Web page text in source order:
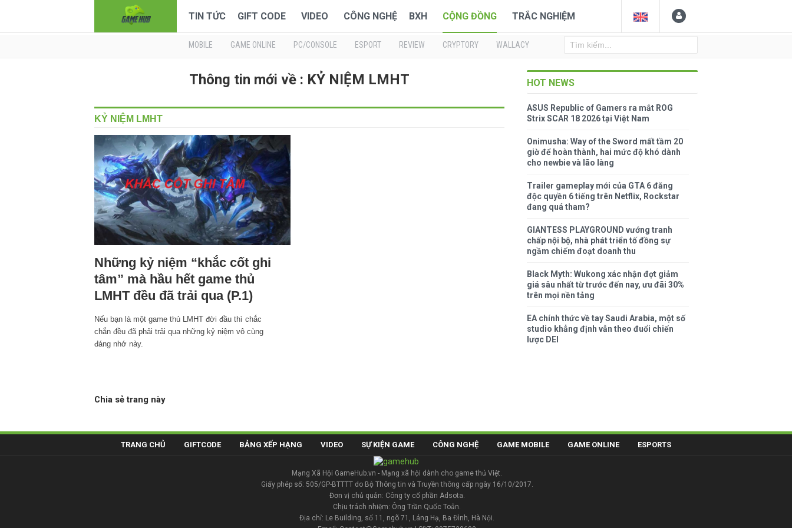
TIN TỨC GIFT CODE VIDEO CÔNG NGHỆ BXH CỘNG ĐỒNG TRẮC NGHIỆM
MOBILE GAME ONLINE PC/CONSOLE ESPORT REVIEW CRYPTORY WALLACY
Thông tin mới về : KỶ NIỆM LMHT
KỶ NIỆM LMHT
Những kỷ niệm “khắc cốt ghi
tâm” mà hầu hết game thủ
LMHT đều đã trải qua (P.1)
Nếu bạn là một game thủ LMHT đời đầu thì chắc
chắn đều đã phải trải qua những kỷ niệm vô cùng
đáng nhớ này.
Chia sẻ trang này
HOT NEWS
ASUS Republic of Gamers ra mắt ROG
Strix SCAR 18 2026 tại Việt Nam
Onimusha: Way of the Sword mất tầm 20
giờ để hoàn thành, hai mức độ khó dành
cho newbie và lão làng
Trailer gameplay mới của GTA 6 đăng
độc quyền 6 tiếng trên Netflix, Rockstar
đang quá tham?
GIANTESS PLAYGROUND vướng tranh
chấp nội bộ, nhà phát triển tố đồng sự
ngầm chiếm đoạt doanh thu
Black Myth: Wukong xác nhận đợt giảm
giá sâu nhất từ trước đến nay, ưu đãi 30%
trên mọi nền tảng
EA chính thức về tay Saudi Arabia, một số
studio khẳng định vẫn theo đuổi chiến
lược DEI
TRANG CHỦ GIFTCODE BẢNG XẾP HẠNG VIDEO SỰ KIỆN GAME CÔNG NGHỆ GAME MOBILE GAME ONLINE ESPORTS
Mạng Xã Hội GameHub.vn - Mạng xã hội dành cho game thủ Việt.
Giấy phép số: 505/GP-BTTTT do Bộ Thông tin và Truyền thông cấp ngày 16/10/2017.
Đơn vị chủ quản: Công ty cổ phần Adsota.
Chịu trách nhiệm: Ông Trần Quốc Toản.
Địa chỉ: Le Building, số 11, ngõ 71, Láng Hạ, Ba Đình, Hà Nội.